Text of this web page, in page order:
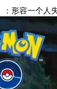
：形容一个人